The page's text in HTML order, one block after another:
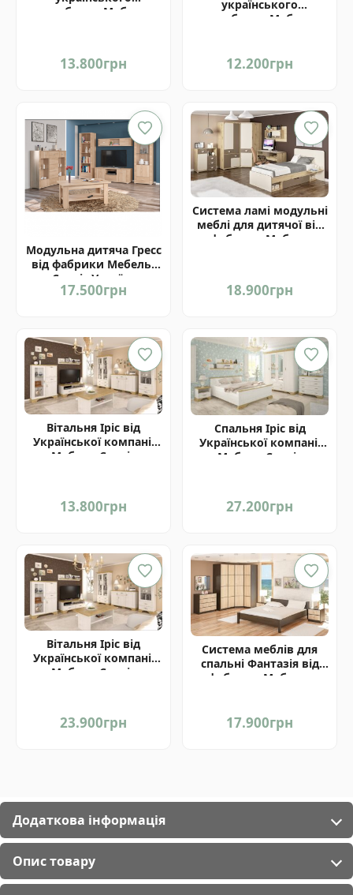
виробника Мебель-
13.800грн
українського
виробника Мебель-
12.200грн
Модульна дитяча Гресс
від фабрики Мебель-
Сервіс Україна
17.500грн
Система ламі модульні
меблі для дитячої від
фабрики Мебель
18.900грн
Вітальня Іріс від
Української компанії
Мебель-Сервіс
13.800грн
Спальня Іріс від
Української компанії
Мебель-Сервіс
27.200грн
Вітальня Іріс від
Української компанії
Мебель-Сервіс
23.900грн
Система меблів для
спальні Фантазія від
фабрики Мебель-
17.900грн
Додаткова інформація
Опис товару